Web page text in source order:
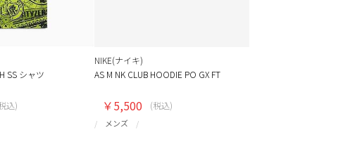
SS シャツ
込)
NIKE(ナイキ)
AS M NK CLUB HOODIE PO GX FT
メンズ
￥5,500 (税込)